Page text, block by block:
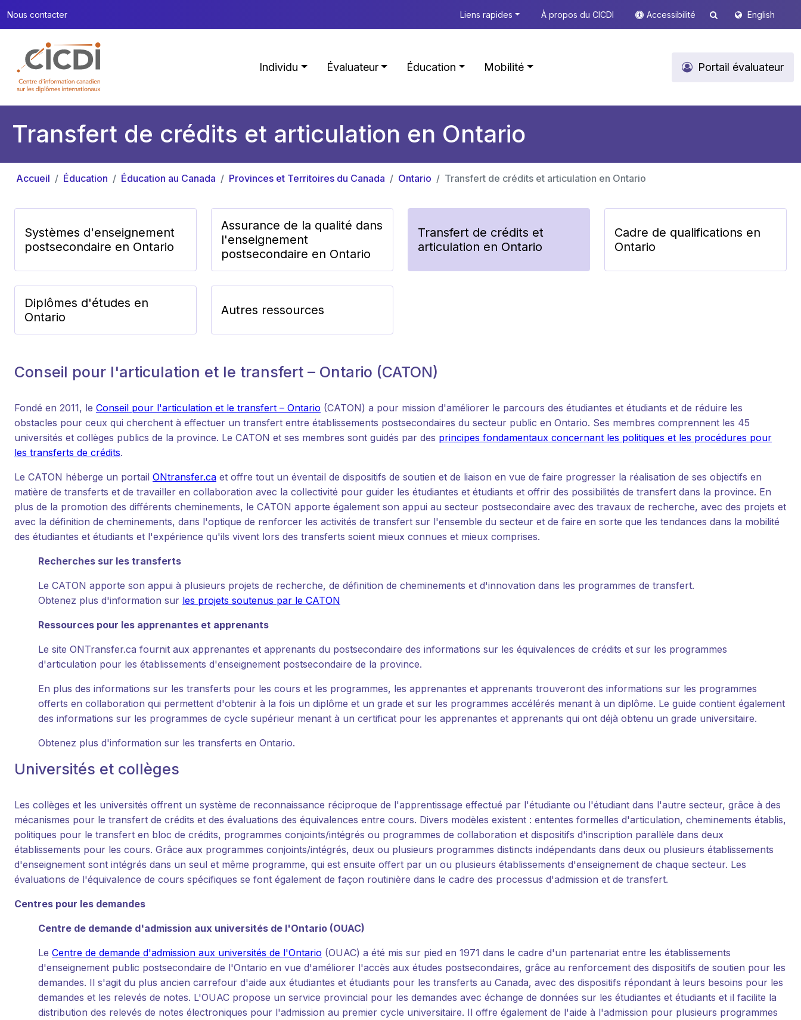
Nous contacter Liens rapides À propos du CICDI Accessibilité English
Individu Évaluateur Éducation Mobilité Portail évaluateur
Transfert de crédits et articulation en Ontario
Accueil Éducation Éducation au Canada Provinces et Territoires du Canada Ontario Transfert de crédits et articulation en Ontario
Systèmes d'enseignement
postsecondaire en Ontario
Assurance de la qualité dans
l'enseignement
postsecondaire en Ontario
Transfert de crédits et
articulation en Ontario
Cadre de qualifications en
Ontario
Diplômes d'études en
Ontario
Autres ressources
Conseil pour l'articulation et le transfert – Ontario (CATON)
Fondé en 2011, le Conseil pour l'articulation et le transfert – Ontario (CATON) a pour mission d'améliorer le parcours des étudiantes et étudiants et de réduire les
obstacles pour ceux qui cherchent à effectuer un transfert entre établissements postsecondaires du secteur public en Ontario. Ses membres comprennent les 45
universités et collèges publics de la province. Le CATON et ses membres sont guidés par des principes fondamentaux concernant les politiques et les procédures pour
les transferts de crédits.
Le CATON héberge un portail ONtransfer.ca et offre tout un éventail de dispositifs de soutien et de liaison en vue de faire progresser la réalisation de ses objectifs en
matière de transferts et de travailler en collaboration avec la collectivité pour guider les étudiantes et étudiants et offrir des possibilités de transfert dans la province. En
plus de la promotion des différents cheminements, le CATON apporte également son appui au secteur postsecondaire avec des travaux de recherche, avec des projets et
avec la définition de cheminements, dans l'optique de renforcer les activités de transfert sur l'ensemble du secteur et de faire en sorte que les tendances dans la mobilité
des étudiantes et étudiants et l'expérience qu'ils vivent lors des transferts soient mieux connues et mieux comprises.
Recherches sur les transferts
Le CATON apporte son appui à plusieurs projets de recherche, de définition de cheminements et d'innovation dans les programmes de transfert.
Obtenez plus d'information sur les projets soutenus par le CATON
Ressources pour les apprenantes et apprenants
Le site ONTransfer.ca fournit aux apprenantes et apprenants du postsecondaire des informations sur les équivalences de crédits et sur les programmes
d'articulation pour les établissements d'enseignement postsecondaire de la province.
En plus des informations sur les transferts pour les cours et les programmes, les apprenantes et apprenants trouveront des informations sur les programmes
offerts en collaboration qui permettent d'obtenir à la fois un diplôme et un grade et sur les programmes accélérés menant à un diplôme. Le guide contient également
des informations sur les programmes de cycle supérieur menant à un certificat pour les apprenantes et apprenants qui ont déjà obtenu un grade universitaire.
Obtenez plus d'information sur les transferts en Ontario.
Universités et collèges
Les collèges et les universités offrent un système de reconnaissance réciproque de l'apprentissage effectué par l'étudiante ou l'étudiant dans l'autre secteur, grâce à des
mécanismes pour le transfert de crédits et des évaluations des équivalences entre cours. Divers modèles existent : ententes formelles d'articulation, cheminements établis,
politiques pour le transfert en bloc de crédits, programmes conjoints/intégrés ou programmes de collaboration et dispositifs d'inscription parallèle dans deux
établissements pour les cours. Grâce aux programmes conjoints/intégrés, deux ou plusieurs programmes distincts indépendants dans deux ou plusieurs établissements
d'enseignement sont intégrés dans un seul et même programme, qui est ensuite offert par un ou plusieurs établissements d'enseignement de chaque secteur. Les
évaluations de l'équivalence de cours spécifiques se font également de façon routinière dans le cadre des processus d'admission et de transfert.
Centres pour les demandes
Centre de demande d'admission aux universités de l'Ontario (OUAC)
Le Centre de demande d'admission aux universités de l'Ontario (OUAC) a été mis sur pied en 1971 dans le cadre d'un partenariat entre les établissements
d'enseignement public postsecondaire de l'Ontario en vue d'améliorer l'accès aux études postsecondaires, grâce au renforcement des dispositifs de soutien pour les
demandes. Il s'agit du plus ancien carrefour d'aide aux étudiantes et étudiants pour les transferts au Canada, avec des dispositifs répondant à leurs besoins pour les
demandes et les relevés de notes. L'OUAC propose un service provincial pour les demandes avec échange de données sur les étudiantes et étudiants et il facilite la
distribution des relevés de notes électroniques pour l'admission au premier cycle universitaire. Il offre également de l'aide à l'admission pour plusieurs programmes